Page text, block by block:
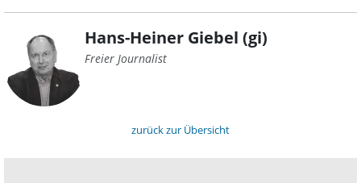
Hans-Heiner Giebel (gi)
Freier Journalist
zurück zur Übersicht